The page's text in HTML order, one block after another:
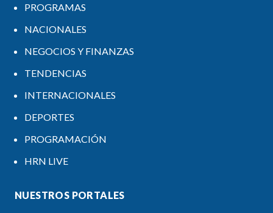
PROGRAMAS
NACIONALES
NEGOCIOS Y FINANZAS
TENDENCIAS
INTERNACIONALES
DEPORTES
PROGRAMACIÓN
HRN LIVE
NUESTROS PORTALES